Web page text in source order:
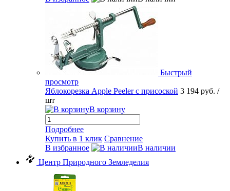
Быстрый
просмотр
Яблокорезка Apple Peeler с присоской 3 194 руб. /
шт
В корзину
Подробнее
Купить в 1 клик Сравнение
В избранное
В наличии
Центр Природного Земледелия